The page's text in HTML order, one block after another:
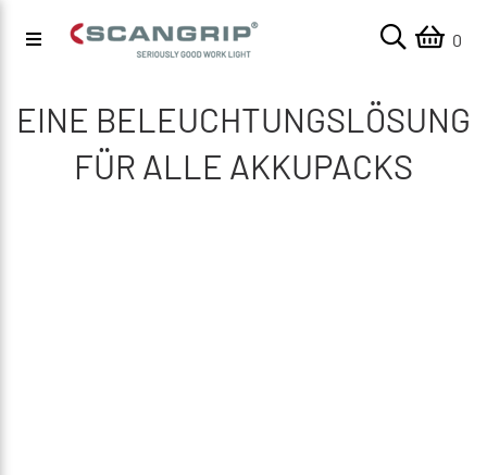
0
EINE BELEUCHTUNGSLÖSUNG
FÜR ALLE AKKUPACKS